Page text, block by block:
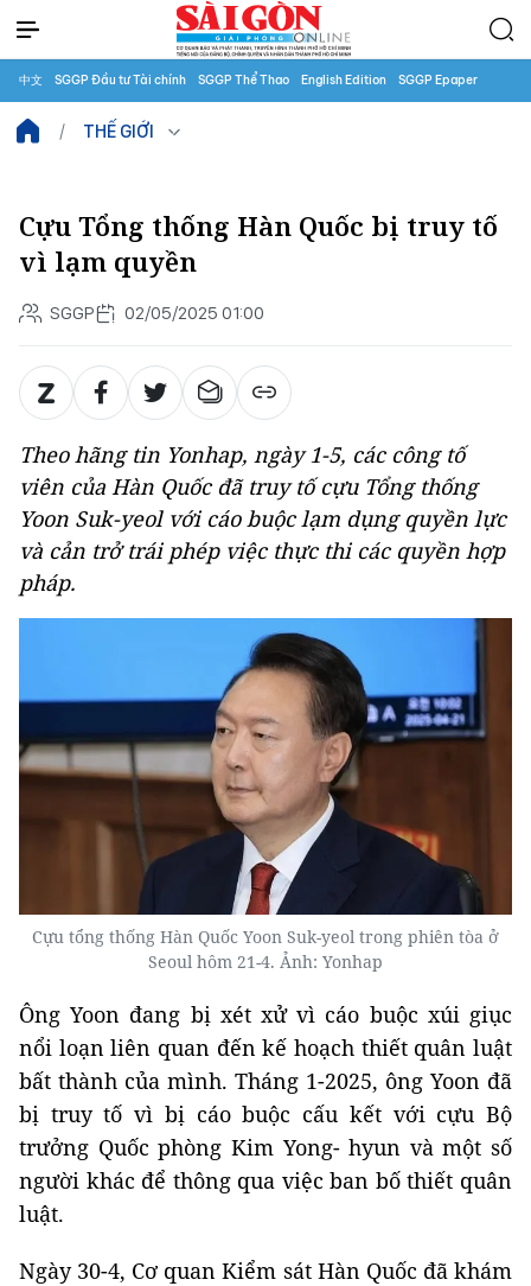
中文 SGGP Đầu tư Tài chính SGGP Thể Thao English Edition SGGP Epaper
THẾ GIỚI
Cựu Tổng thống Hàn Quốc bị truy tố
vì lạm quyền
SGGP 02/05/2025 01:00
Theo hãng tin Yonhap, ngày 1-5, các công tố
viên của Hàn Quốc đã truy tố cựu Tổng thống
Yoon Suk-yeol với cáo buộc lạm dụng quyền lực
và cản trở trái phép việc thực thi các quyền hợp
pháp.
Cựu tổng thống Hàn Quốc Yoon Suk-yeol trong phiên tòa ở
Seoul hôm 21-4. Ảnh: Yonhap
Ông Yoon đang bị xét xử vì cáo buộc xúi giục
nổi loạn liên quan đến kế hoạch thiết quân luật
bất thành của mình. Tháng 1-2025, ông Yoon đã
bị truy tố vì bị cáo buộc cấu kết với cựu Bộ
trưởng Quốc phòng Kim Yong- hyun và một số
người khác để thông qua việc ban bố thiết quân
luật.
Ngày 30-4, Cơ quan Kiểm sát Hàn Quốc đã khám